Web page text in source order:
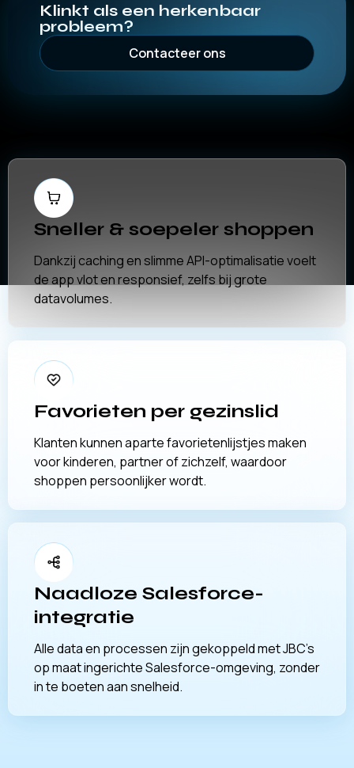
Klinkt als een herkenbaar
probleem?
Contacteer ons
Sneller & soepeler shoppen
Dankzij caching en slimme API-optimalisatie voelt
de app vlot en responsief, zelfs bij grote
datavolumes.
Favorieten per gezinslid
Klanten kunnen aparte favorietenlijstjes maken
voor kinderen, partner of zichzelf, waardoor
shoppen persoonlijker wordt.
Naadloze Salesforce-
integratie
Alle data en processen zijn gekoppeld met JBC’s
op maat ingerichte Salesforce-omgeving, zonder
in te boeten aan snelheid.